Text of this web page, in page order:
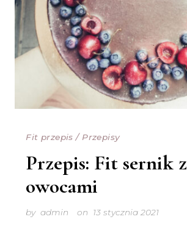
Fit przepis / Przepisy
Przepis: Fit sernik z
owocami
by admin on 13 stycznia 2021